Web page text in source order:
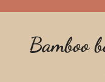
Bamboo